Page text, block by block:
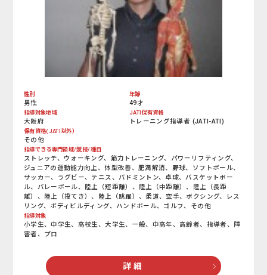
性別
男性
年齢
49才
指導対象地域
大阪府
JATI保有資格
トレーニング指導者 (JATI-ATI)
保有資格(JATI以外）
その他
指導できる専門領域/競技/種目
ストレッチ、ウォーキング、筋力トレーニング、パワーリフティング、
ジュニアの運動能力向上、体型改善、肥満解消、野球、ソフトボール、
サッカー、ラグビー、テニス、バドミントン、卓球、バスケットボー
ル、バレーボール、陸上（短距離）、陸上（中距離）、陸上（長距
離）、陸上（投てき）、陸上（跳躍）、柔道、空手、ボクシング、レス
リング、ボディビルディング、ハンドボール、ゴルフ、その他
指導対象
小学生、中学生、高校生、大学生、一般、中高年、高齢者、指導者、障
害者、プロ
詳 細